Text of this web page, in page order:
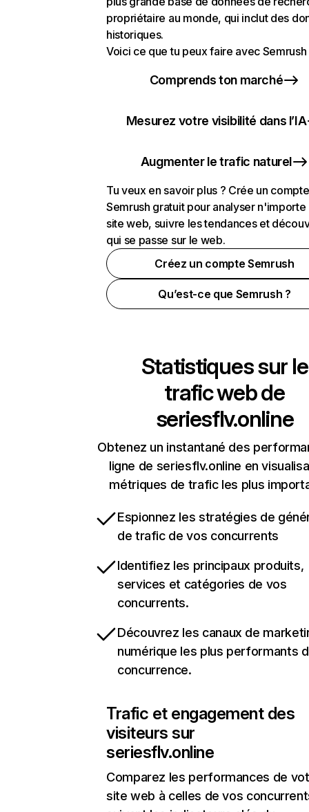
propriétaire au monde, qui inclut des
historiques.
Voici ce que tu peux faire avec Semrush
Comprends ton marché
Mesurez votre visibilité dans l’IA
Augmenter le trafic naturel
Tu veux en savoir plus ? Crée un compte
Semrush gratuit pour analyser n'importe
site web, suivre les tendances et
qui se passe sur le web.
Créez un compte Semrush
Qu’est-ce que Semrush ?
Statistiques sur le
trafic web de
seriesflv.online
Obtenez un instantané des
ligne de seriesflv.online en
métriques de trafic les plus
Espionnez les stratégies de
de trafic de vos concurrents
Identifiez les principaux produits,
services et catégories de vos
concurrents.
Découvrez les canaux de
numérique les plus performants
concurrence.
Trafic et engagement des
visiteurs sur
seriesflv.online
Comparez les performances de
site web à celles de vos